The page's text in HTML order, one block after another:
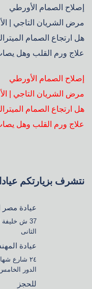
إصلاح الصمام الأورطي
مرض الشريان التاجي |
هل ارتجاع الصمام
علاج ورم القلب وهل
إصلاح الصمام الأورطي
مرض الشريان التاجي |
هل ارتجاع الصمام
علاج ورم القلب وهل
نتشرف بزيارتكم
عيادة مصر
37 ش
الثانى
عيادة
٢٤ شارع
الدور
للحجز